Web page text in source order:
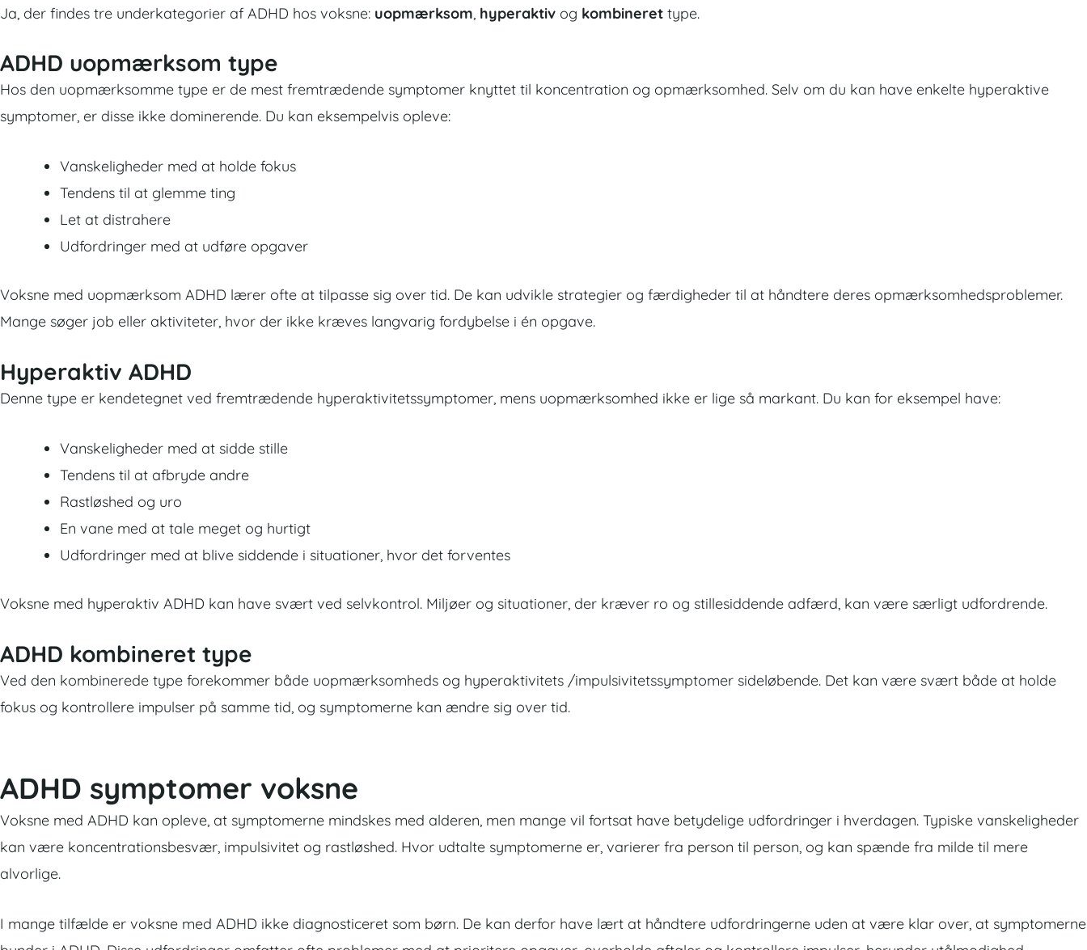
Ja, der findes tre underkategorier af ADHD hos voksne: uopmærksom hyperaktiv og kombineret type.
ADHD uopmærksom type
Hos den uopmærksomme type er de mest fremtrædende symptomer knyttet til koncentration og opmærksomhed. Selv om du kan have enkelte hyperaktive
symptomer, er disse ikke dominerende. Du kan eksempelvis opleve:
Vanskeligheder med at holde fokus
Tendens til at glemme ting
Let at distrahere
Udfordringer med at udføre opgaver
Voksne med uopmærksom ADHD lærer ofte at tilpasse sig over tid. De kan udvikle strategier og færdigheder til at håndtere deres opmærksomhedsproblemer.
Mange søger job eller aktiviteter, hvor der ikke kræves langvarig fordybelse i én opgave.
Hyperaktiv ADHD
Denne type er kendetegnet ved fremtrædende hyperaktivitetssymptomer, mens uopmærksomhed ikke er lige så markant. Du kan for eksempel have:
Vanskeligheder med at sidde stille
Tendens til at afbryde andre
Rastløshed og uro
En vane med at tale meget og hurtigt
Udfordringer med at blive siddende i situationer, hvor det forventes
Voksne med hyperaktiv ADHD kan have svært ved selvkontrol. Miljøer og situationer, der kræver ro og stillesiddende adfærd, kan være særligt udfordrende.
ADHD kombineret type
Ved den kombinerede type forekommer både uopmærksomheds og hyperaktivitets /impulsivitetssymptomer sideløbende. Det kan være svært både at holde
fokus og kontrollere impulser på samme tid, og symptomerne kan ændre sig over tid.
ADHD symptomer voksne
Voksne med ADHD kan opleve, at symptomerne mindskes med alderen, men mange vil fortsat have betydelige udfordringer i hverdagen. Typiske vanskeligheder
kan være koncentrationsbesvær, impulsivitet og rastløshed. Hvor udtalte symptomerne er, varierer fra person til person, og kan spænde fra milde til mere
alvorlige.
I mange tilfælde er voksne med ADHD ikke diagnosticeret som børn. De kan derfor have lært at håndtere udfordringerne uden at være klar over, at symptomerne